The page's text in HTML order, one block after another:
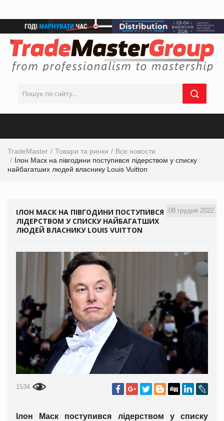
TradeMaster Товари та ринки
Все новости
Ілон Маск на півгодини поступився лідерством у списку
найбагатших людей власнику Louis Vuitton
08 грудня 2022
ІЛОН МАСК НА ПІВГОДИНИ ПОСТУПИВСЯ
ЛІДЕРСТВОМ У СПИСКУ НАЙБАГАТШИХ
ЛЮДЕЙ ВЛАСНИКУ LOUIS VUITTON
1534
Ілон Маск поступився лідерством у списку